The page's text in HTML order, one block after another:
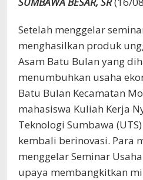
Setelah menggelar
menghasilkan produk
Asam Batu Bulan yang
menumbuhkan usaha
Batu Bulan Kecamatan
mahasiswa Kuliah Kerja
Teknologi Sumbawa
kembali berinovasi. Para
menggelar Seminar
upaya membangkitkan